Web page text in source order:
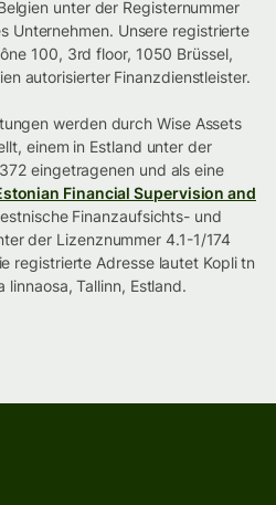
unter der Registernummer
Unternehmen. Unsere registrierte
100, 3rd floor, 1050 Brüssel,
autorisierter Finanzdienstleister.
werden durch Wise Assets
einem in Estland unter der
eingetragenen und als eine
Financial Supervision and
Finanzaufsichts- und
der Lizenznummer 4.1-1/174
registrierte Adresse lautet Kopli tn
linnaosa, Tallinn, Estland.